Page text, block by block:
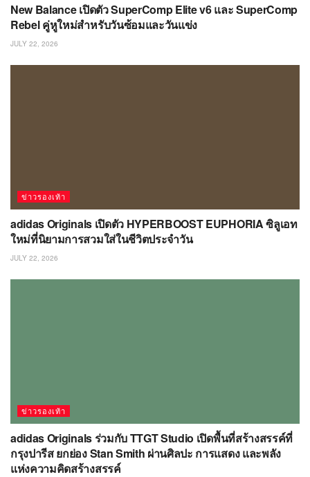
New Balance เปิดตัว SuperComp Elite v6 และ SuperComp
Rebel คู่หูใหม่สำหรับวันซ้อมและวันแข่ง
JULY 22, 2026
ข่าวรองเท้า
adidas Originals เปิดตัว HYPERBOOST EUPHORIA ซิลูเอท
ใหม่ที่นิยามการสวมใส่ในชีวิตประจำวัน
JULY 22, 2026
ข่าวรองเท้า
adidas Originals ร่วมกับ TTGT Studio เปิดพื้นที่สร้างสรรค์ที่
กรุงปารีส ยกย่อง Stan Smith ผ่านศิลปะ การแสดง และพลัง
แห่งความคิดสร้างสรรค์